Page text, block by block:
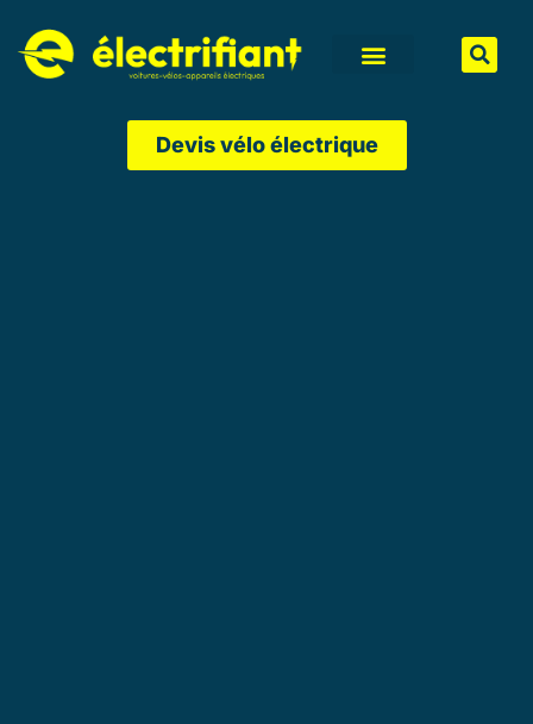
au
contenu
Devis vélo électrique